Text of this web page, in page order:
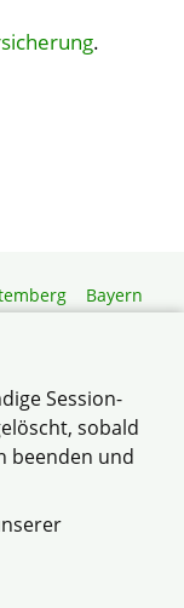
.
Bayern
Vorpommern
Westfalen
Sachsen
Thüringen
NRW
Session-
sobald
beenden und